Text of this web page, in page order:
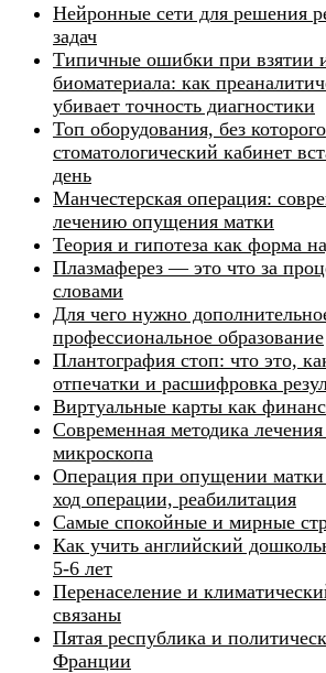
Нейронные сети для решения
задач
Типичные ошибки при взятии
биоматериала: как
убивает точность диагностики
Топ оборудования, без которого
стоматологический кабинет
день
Манчестерская операция:
лечению опущения матки
Теория и гипотеза как форма
Плазмаферез — это что за
словами
Для чего нужно
профессиональное образование
Плантография стоп: что это,
отпечатки и расшифровка
Виртуальные карты как
Современная методика
микроскопа
Операция при опущении
ход операции, реабилитация
Самые спокойные и мирные
Как учить английский
5-6 лет
Перенаселение и
связаны
Пятая республика и
Франции